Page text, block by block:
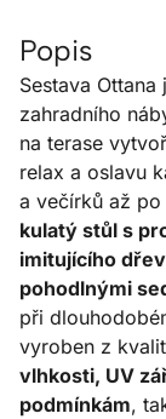
Popis
Sestava
zahradního
na terase
relax a oslavu
a večírků až
kulatý stůl s
imitujícího
pohodlnými
při
vyroben z
vlhkosti, UV
podmínkám,